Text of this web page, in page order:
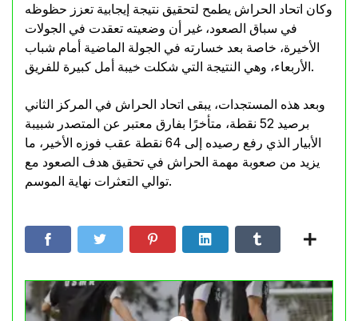
وكان اتحاد الحراش يطمح لتحقيق نتيجة إيجابية تعزز حظوظه
في سباق الصعود، غير أن وضعيته تعقدت في الجولات
الأخيرة، خاصة بعد خسارته في الجولة الماضية أمام شباب
الأربعاء، وهي النتيجة التي شكلت خيبة أمل كبيرة للفريق.
وبعد هذه المستجدات، يبقى اتحاد الحراش في المركز الثاني
برصيد 52 نقطة، متأخرًا بفارق معتبر عن المتصدر شبيبة
الأبيار الذي رفع رصيده إلى 64 نقطة عقب فوزه الأخير، ما
يزيد من صعوبة مهمة الحراش في تحقيق هدف الصعود مع
توالي التعثرات نهاية الموسم.